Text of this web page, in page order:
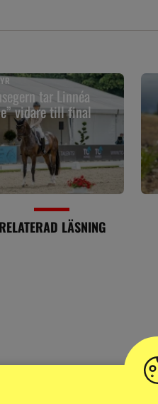
tar Linnéa
vidare till final
RELATERAD LÄSNING